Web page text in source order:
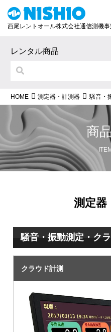
西尾レントオール株式会社通信測機
レンタル商品
騒音・
測定器・計測器
HOME
商
測定器
騒音・振動測定・ク
クラウド計測